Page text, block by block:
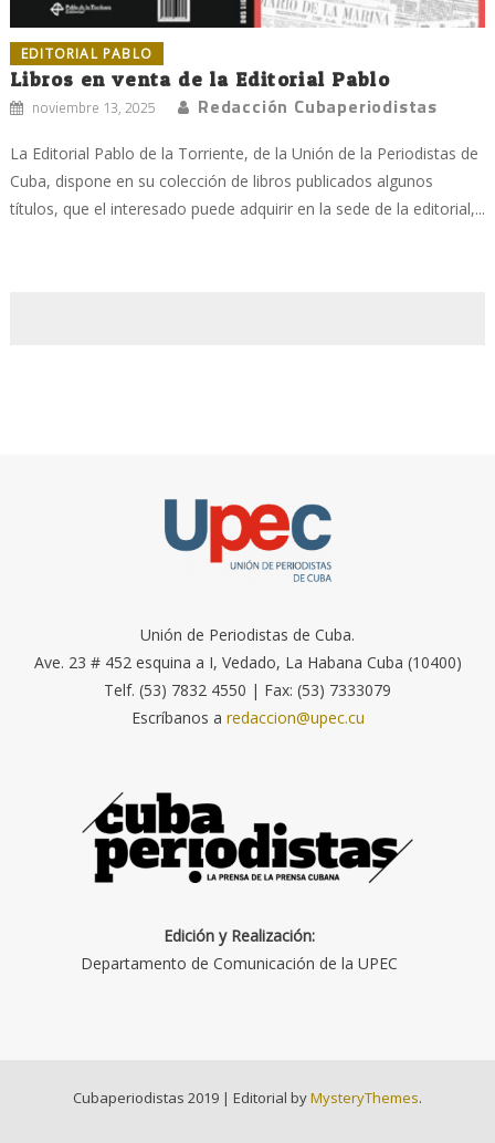
EDITORIAL PABLO
Libros en venta de la Editorial Pablo
noviembre 13, 2025 Redacción Cubaperiodistas
La Editorial Pablo de la Torriente, de la Unión de la Periodistas de
Cuba, dispone en su colección de libros publicados algunos
títulos, que el interesado puede adquirir en la sede de la editorial,...
Unión de Periodistas de Cuba.
Ave. 23 # 452 esquina a I, Vedado, La Habana Cuba (10400)
Telf. (53) 7832 4550 | Fax: (53) 7333079
Escríbanos a redaccion@upec.cu
Edición y Realización:
Departamento de Comunicación de la UPEC
Cubaperiodistas 2019 | Editorial byMysteryThemes.